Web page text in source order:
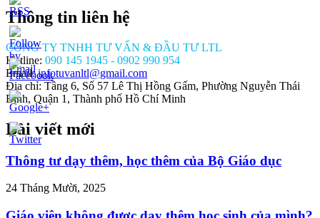
loi-
Thông tin liên hệ
CÔNG TY TNHH TƯ VẤN & ĐẦU TƯ LTL
Hotline: 090 145 1945 - 0902 990 954
Email:infotuvanltl@gmail.com
Địa chỉ: Tầng 6, Số 57 Lê Thị Hồng Gấm, Phường Nguyễn Thái
Bình, Quận 1, Thành phố Hồ Chí Minh
Bài viết mới
Thông tư dạy thêm, học thêm của Bộ Giáo dục
24 Tháng Mười, 2025